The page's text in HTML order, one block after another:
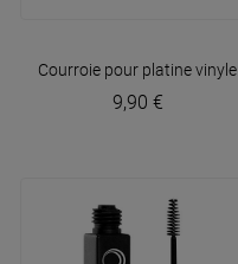
Courroie pour platine vinyle
9,90 €